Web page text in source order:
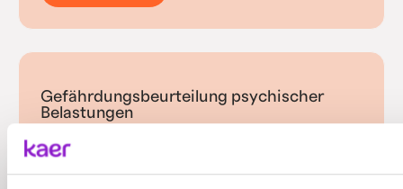
Gefährdungsbeurteilung psychischer
Belastungen
Psychische Belastungen am Arbeitsplatz mit